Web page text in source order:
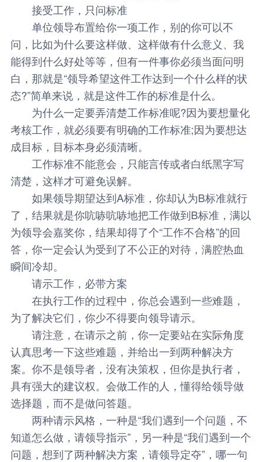
接受工作，只问标准
单位领导布置给你一项工作，别的你可以不
问，比如为什么要这样做、这样做有什么意义、我
能得到什么好处等等，但有一件事你必须当面问明
白，那就是“领导希望这件工作达到一个什么样的状
态?”简单来说，就是这件工作的标准是什么。
为什么一定要弄清楚工作标准呢?因为要想量化
考核工作，就必须要有明确的工作标准;因为要想达
成目标，目标本身必须清晰。
工作标准不能意会，只能言传或者白纸黑字写
清楚，这样才可避免误解。
如果领导期望达到A标准，你却认为B标准就行
了，结果就是你吭哧吭哧地把工作做到B标准，满以
为领导会嘉奖你，结果却得了个“工作不合格”的回
答，你一定会认为受到了不公正的对待，满腔热血
瞬间冷却。
请示工作，必带方案
在执行工作的过程中，你总会遇到一些难题，
为了解决它们，你少不得要向领导请示。
请注意，在请示之前，你一定要站在实际角度
认真思考一下这些难题，并给出一到两种解决方
案。你不是领导者，没有决策权，但你是执行者，
具有强大的建议权。会做工作的人，懂得给领导做
选择题，而不是做问答题。
两种请示风格，一种是“我们遇到一个问题，不
知道怎么做，请领导指示”，另一种是“我们遇到一个
问题，想到了两种解决方案，请领导定夺”，哪一句